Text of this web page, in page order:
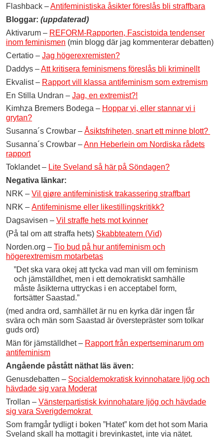
Flashback –Antifeministiska åsikter föreslås bli straffbara
Bloggar: (uppdaterad)
Aktivarum – REFORM-Rapporten, Fascistoida tendenser
inom feminismen (min blogg där jag kommenterar debatten)
Certatio – Jag högerexremisten?
Daddys –Att kritisera feminismens föreslås bli kriminellt
Ekvalist – Rapport vill klassa antifeminism som extremism
En Stilla Undran – Jag, en extremist?!
Kimhza Bremers Bodega – Hoppar vi, eller stannar vi i
grytan?
Susanna´s Crowbar – Åsiktsfriheten, snart ett minne blott?
Susanna´s Crowbar –Ann Heberlein om Nordiska rådets
rapport
Toklandet – Lite Sveland så här på Söndagen?
Negativa länkar:
NRK – Vil gjøre antifeministisk trakassering straffbart
NRK – Antifeminisme eller likestillingskritikk?
Dagsavisen – Vil straffe hets mot kvinner
(På tal om att straffa hets) Skabbteatern (Vid)
Norden.org – Tio bud på hur antifeminism och
högerextremism motarbetas
”Det ska vara okej att tycka vad man vill om feminism
och jämställdhet, men i ett demokratiskt samhälle
måste åsikterna uttryckas i en acceptabel form,
fortsätter Saastad.”
(med andra ord, samhället är nu en kyrka där ingen får
svära och män som Saastad är överstepräster som tolkar
guds ord)
Män för jämställdhet – Rapport från expertseminarum om
antifeminism
Angående påstått näthat läs även:
Genusdebatten – Socialdemokratisk kvinnohatare ljög och
hävdade sig vara Moderat
Trollan – Vänsterpartistisk kvinnohatare ljög och hävdade
sig vara Sverigdemokrat
Som framgår tydligt i boken ”Hatet” kom det hot som Maria
Sveland skall ha mottagit i brevinkastet, inte via nätet.